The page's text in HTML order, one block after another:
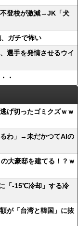
不登校が激減→JK「犬
ガチで怖い
選手を発情させるウイ
・
げ切ったゴミクズｗｗ
わ」→未だかつてAIの
大豪邸を建てる！？ｗ
「-15℃冷却」する冷
が「台湾と韓国」に抜